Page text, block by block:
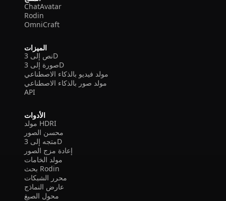
ChatAvatar
Rodin
OmniCraft
الميزات
نص إلى 3D
صورة إلى 3D
مولد فيديو بالذكاء الاصطناعي
مولد صور بالذكاء الاصطناعي
API
الأدوات
مولد HDRI
محسن الصور
متجه إلى 3D
إعادة مزج الصور
مولد الخامات
بحث Rodin
محرر الشبكات
عارض النماذج
محول الصيغ